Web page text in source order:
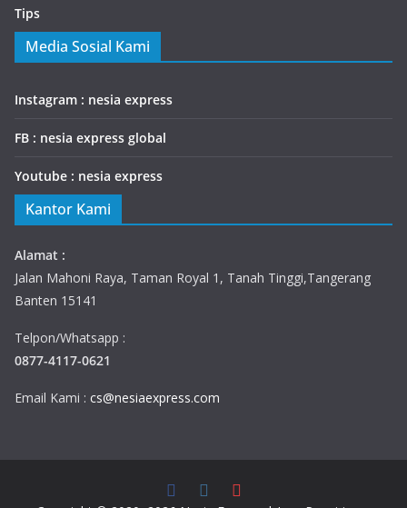
Tips
Media Sosial Kami
Instagram : nesia express
FB : nesia express global
Youtube : nesia express
Kantor Kami
Alamat :
Jalan Mahoni Raya, Taman Royal 1, Tanah Tinggi,Tangerang
Banten 15141
Telpon/Whatsapp :
0877-4117-0621
Email Kami : cs@nesiaexpress.com